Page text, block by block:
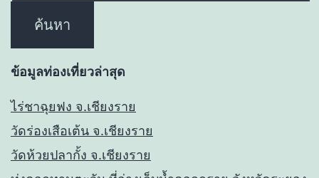
ข้อมูลท่องเที่ยวล่าสุด
ไร่ชาฉุยฟง จ.เชียงราย
วัดร่องเสือเต้น จ.เชียงราย
วัดห้วยปลากั้ง จ.เชียงราย